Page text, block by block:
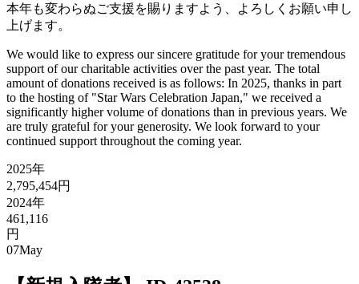
本年も変わらぬご支援を賜りますよう、よろしくお願い申し
上げます。
We would like to express our sincere gratitude for your tremendous
support of our charitable activities over the past year. The total
amount of donations received is as follows: In 2025, thanks in part
to the hosting of "Star Wars Celebration Japan," we received a
significantly higher volume of donations than in previous years. We
are truly grateful for your generosity. We look forward to your
continued support throughout the coming year.
2025年
2,795,454円
2024年
461,116
円
07May